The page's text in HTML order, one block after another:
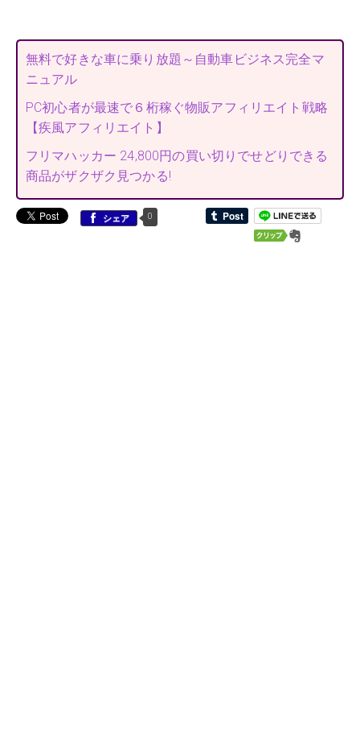
無料で好きな車に乗り放題～自動車ビジネス完全マ
ニュアル
PC初心者が最速で６桁稼ぐ物販アフィリエイト戦略
【疾風アフィリエイト】
フリマハッカー 24,800円の買い切りでせどりできる
商品がザクザク見つかる!
シェア 0